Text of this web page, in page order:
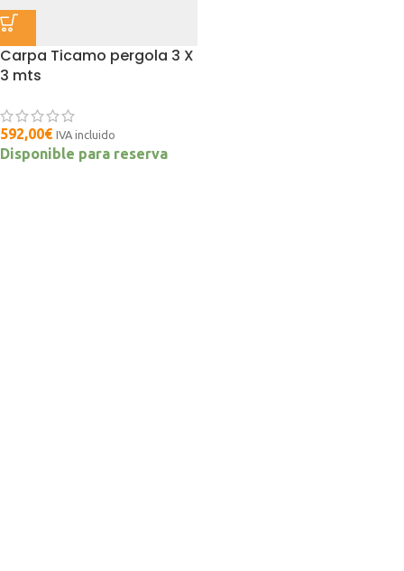
Carpa Ticamo pergola 3 X
3 mts
592,00€ IVA incluido
Disponible para reserva